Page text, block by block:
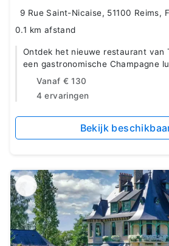
9 Rue Saint-Nicaise, 51100 Reims,
0.1 km afstand
Ontdek het nieuwe restaurant van
een gastronomische Champagne
Vanaf € 130
4 ervaringen
Bekijk